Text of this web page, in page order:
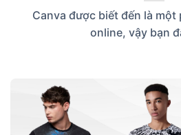
Canva được biết đến là một
online, vậy bạn